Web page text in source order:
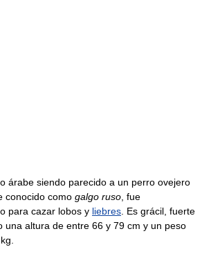
árabe siendo parecido a un perro ovejero
conocido como galgo ruso , fue
para cazar lobos y liebres . Es grácil, fuerte
una altura de entre 66 y 79 cm y un peso